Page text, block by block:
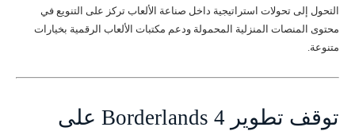
التحول إلى تحولات استراتيجية داخل صناعة الألعاب تركز على التنويع في
محتوى المنصات المنزلية المحمولة ودعم مكتبات الألعاب الرقمية بخيارات
متنوعة.
توقف تطوير Borderlands 4 على